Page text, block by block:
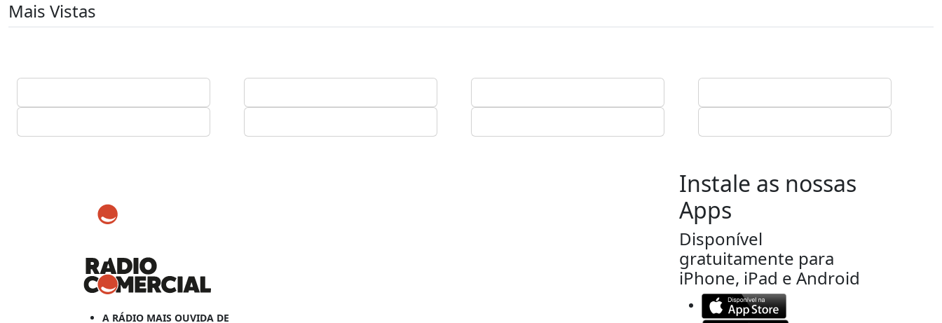
Mais Vistas
A RÁDIO MAIS OUVIDA DE
Instale as nossas
Apps
Disponível
gratuitamente para
iPhone, iPad e Android